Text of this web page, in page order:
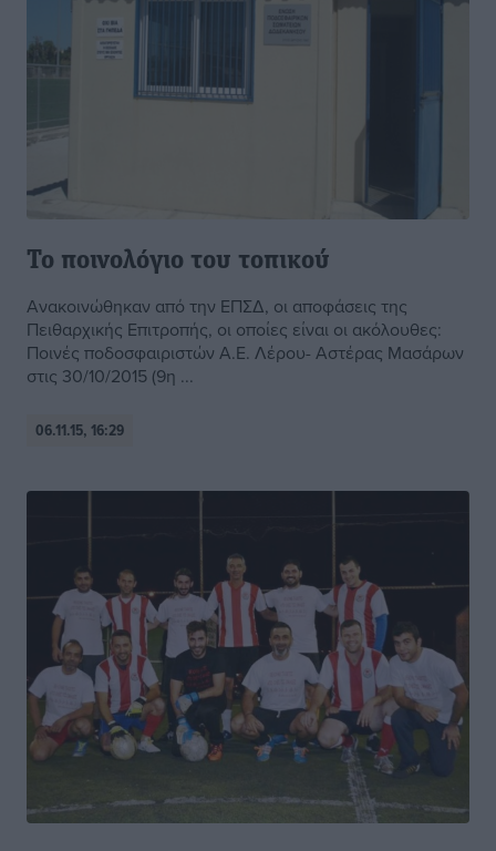
Το ποινολόγιο του τοπικού
Ανακοινώθηκαν από την ΕΠΣΔ, οι αποφάσεις της
Πειθαρχικής Επιτροπής, οι οποίες είναι οι ακόλουθες:
Ποινές ποδοσφαιριστών A.E. Λέρου- Αστέρας Μασάρων
στις 30/10/2015 (9η ...
06.11.15, 16:29